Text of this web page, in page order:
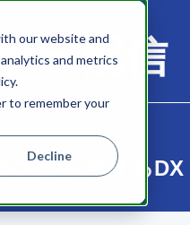
our website and
and metrics
to remember your
Decline
ー配信
から考えるDX